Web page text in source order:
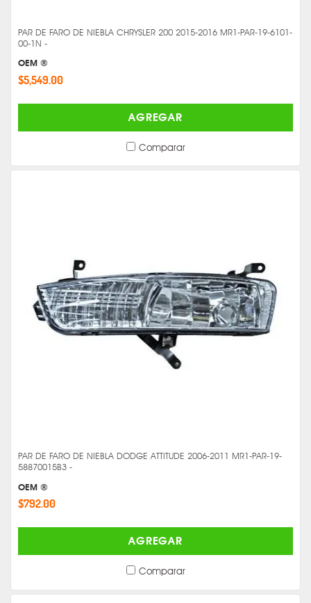
PAR DE FARO DE NIEBLA CHRYSLER 200 2015-2016 MR1-PAR-19-6101-
00-1N -
OEM ®
$5,549.00
AGREGAR
Comparar
PAR DE FARO DE NIEBLA DODGE ATTITUDE 2006-2011 MR1-PAR-19-
58870015B3 -
OEM ®
$792.00
AGREGAR
Comparar